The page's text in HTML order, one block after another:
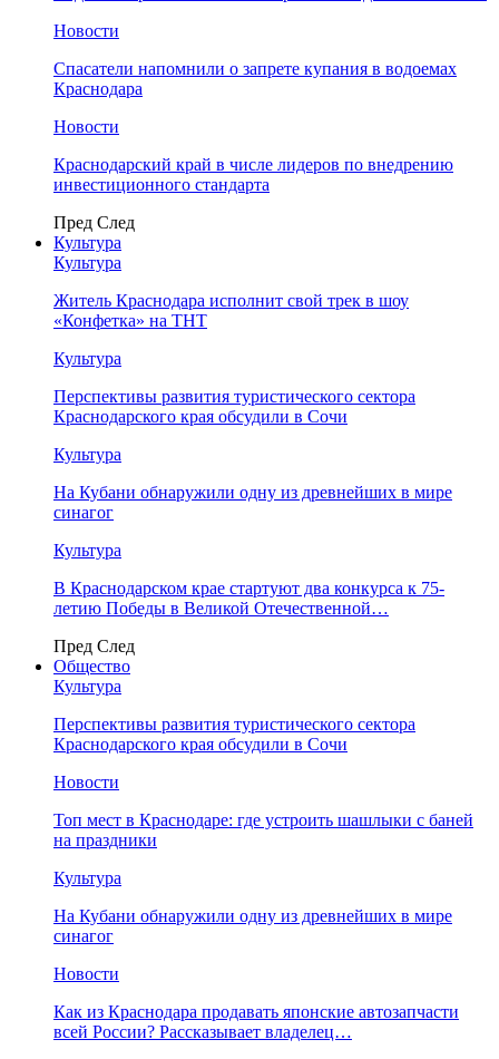
Новости
Спасатели напомнили о запрете купания в водоемах
Краснодара
Новости
Краснодарский край в числе лидеров по внедрению
инвестиционного стандарта
Пред След
Культура
Культура
Житель Краснодара исполнит свой трек в шоу
«Конфетка» на ТНТ
Культура
Перспективы развития туристического сектора
Краснодарского края обсудили в Сочи
Культура
На Кубани обнаружили одну из древнейших в мире
синагог
Культура
В Краснодарском крае стартуют два конкурса к 75-
летию Победы в Великой Отечественной…
Пред След
Общество
Культура
Перспективы развития туристического сектора
Краснодарского края обсудили в Сочи
Новости
Топ мест в Краснодаре: где устроить шашлыки с баней
на праздники
Культура
На Кубани обнаружили одну из древнейших в мире
синагог
Новости
Как из Краснодара продавать японские автозапчасти
всей России? Рассказывает владелец…